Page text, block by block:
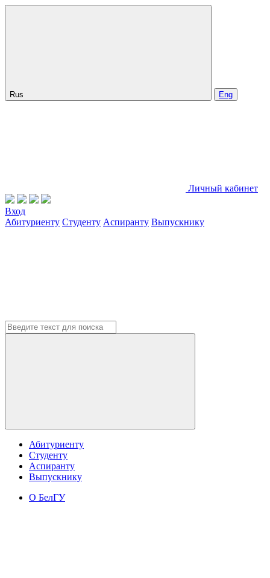
Rus Eng
Личный кабинет
Вход
Абитуриенту Студенту Аспиранту Выпускнику
Абитуриенту
Студенту
Аспиранту
Выпускнику
О БелГУ